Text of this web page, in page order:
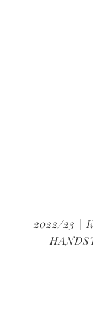
2022/23 |